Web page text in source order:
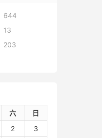
644
13
203
六
日
2
3